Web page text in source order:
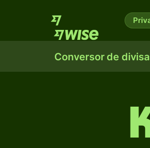
Conversor de